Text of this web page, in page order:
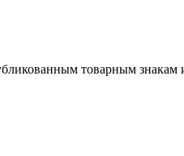
товарным знакам